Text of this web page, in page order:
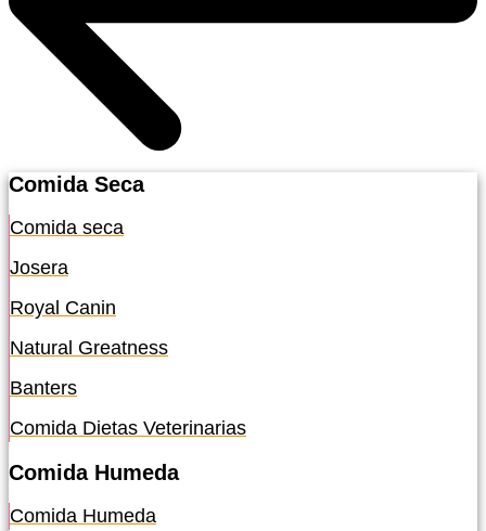
Comida Seca
Comida seca
Josera
Royal Canin
Natural Greatness
Banters
Comida Dietas Veterinarias
Comida Humeda
Comida Humeda